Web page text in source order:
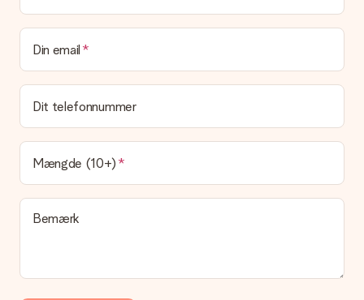
leveringsomkostninger
Kan jeg vælge en leveringsdato?
Det er ikke muligt at vælge en bestemt leveringsdato.
Hvad er leveringstiden, og hvornår modtager jeg min
gave?
Leveringstiden findes på gavens produktside. Du kan stole på,
at vores postfirma leverer din gave på denne dag.
Hvilke leveringsmuligheder kan jeg vælge?
I øjeblikket er det ikke (endnu) muligt at vælge en
leveringsindstilling. Den gave, du vil bestille, sendes enten som
en pakke eller som postkasse levering. Vil du gerne vide
hvilken måde din ordre sendes på? Kontakt venligst vores
Din email
Dit telefonnummer
Mængde (10+)
Bemærk